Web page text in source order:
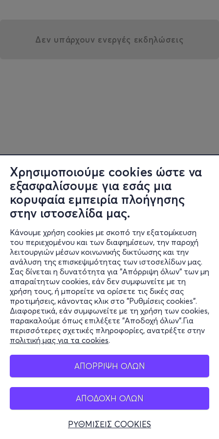
Χρησιμοποιούμε cookies ώστε να
εξασφαλίσουμε για εσάς μια
κορυφαία εμπειρία πλοήγησης
στην ιστοσελίδα μας.
Κάνουμε χρήση cookies με σκοπό την εξατομίκευση
του περιεχομένου και των διαφημίσεων, την παροχή
λειτουργιών μέσων κοινωνικής δικτύωσης και την
ανάλυση της επισκεψιμότητας των ιστοσελίδων μας.
Σας δίνεται η δυνατότητα για "Απόρριψη όλων" των μη
απαραίτητων cookies, εάν δεν συμφωνείτε με τη
χρήση τους, ή μπορείτε να ορίσετε τις δικές σας
προτιμήσεις, κάνοντας κλικ στο "Ρυθμίσεις cookies".
Διαφορετικά, εάν συμφωνείτε με τη χρήση των cookies,
παρακαλούμε όπως επιλέξετε "Αποδοχή όλων".Για
περισσότερες σχετικές πληροφορίες, ανατρέξτε στην
πολιτική μας για τα cookies.
ΑΠΟΡΡΙΨΗ ΟΛΩΝ
ΑΠΟΔΟΧΗ ΟΛΩΝ
ΡΥΘΜΙΣΕΙΣ COOKIES
Δεν υπάρχουν ενεργές εκδηλώσεις